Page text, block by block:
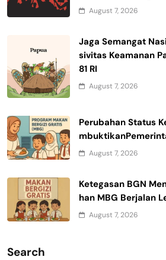
August 7, 2026
Jaga Semangat
sivitas Keamanan
81 RI
August 7, 2026
Perubahan Status
August 7, 2026
Ketegasan BGN
han MBG Berjalan
August 7, 2026
Search